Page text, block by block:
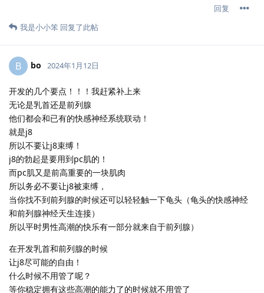
回复
我是小小笨 回复了此帖
B bo 2024年1月12日
开发的几个要点！！！我赶紧补上来
无论是乳首还是前列腺
他们都会和已有的快感神经系统联动！
就是j8
所以不要让j8束缚！
j8的勃起是要用到pc肌的！
而pc肌又是前高重要的一块肌肉
所以务必不要让j8被束缚，
当你找不到前列腺的时候还可以轻轻触一下龟头（龟头的快感神经
和前列腺神经天生连接）
所以平时男性高潮的快乐有一部分就来自于前列腺）
在开发乳首和前列腺的时候
让j8尽可能的自由！
什么时候不用管了呢？
等你稳定拥有这些高潮的能力了的时候就不用管了